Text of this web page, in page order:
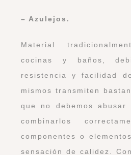
– Azulejos.
Material
cocinas y baños,
resistencia y facilidad
mismos transmiten
que no debemos
combinarlos
componentes o
sensación de calidez.